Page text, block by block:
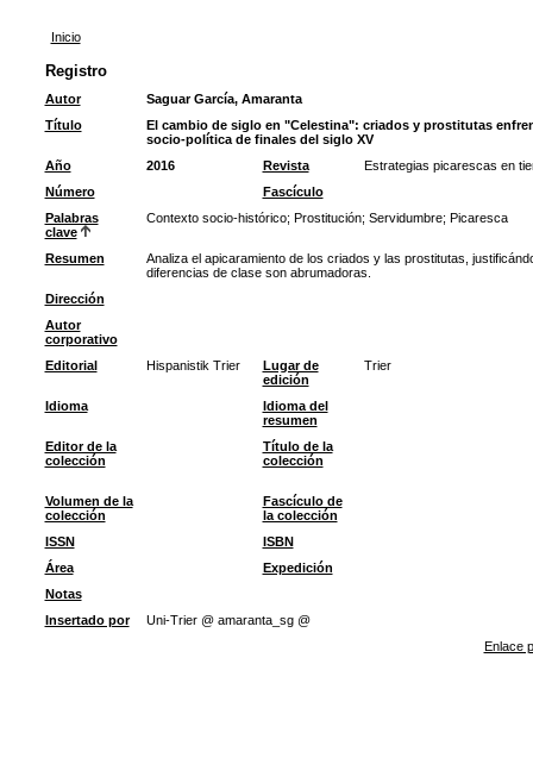
Inicio
Registro
Autor
Saguar García, Amaranta
Título
El cambio de siglo en "Celestina": criados y prostitutas
socio-política de finales del siglo XV
Año
2016 Revista
Estrategias picarescas en
Número
Fascículo
Palabras
clave
Contexto socio-histórico; Prostitución; Servidumbre; Picaresca
Resumen
Analiza el apicaramiento de los criados y las prostitutas,
diferencias de clase son abrumadoras.
Dirección
Autor
corporativo
Editorial
Hispanistik Trier
Lugar de
edición
Trier
Idioma
Idioma del
resumen
Editor de la
colección
Título de la
colección
Volumen de la
colección
Fascículo de
la colección
ISSN
ISBN
Área
Expedición
Notas
Insertado por
Uni-Trier @ amaranta_sg @
Enlace